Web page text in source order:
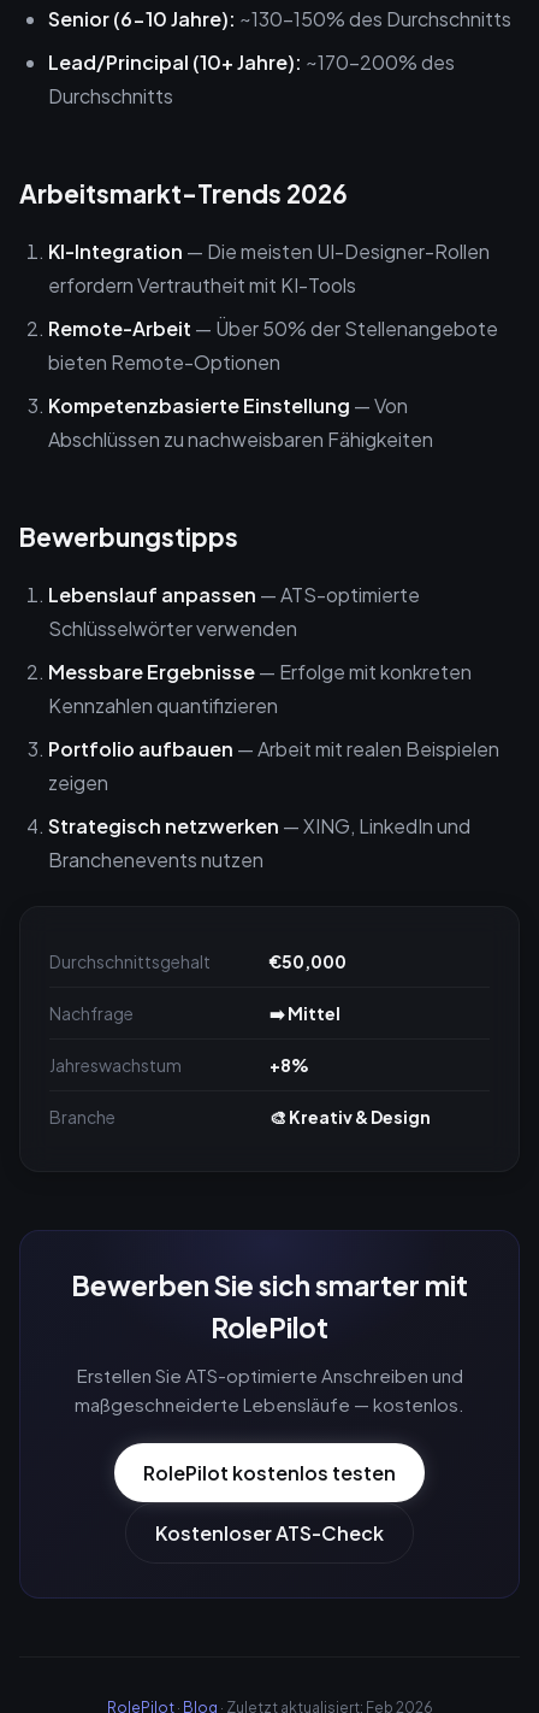
Senior (6-10 Jahre): ~130-150% des Durchschnitts
Lead/Principal (10+ Jahre): ~170-200% des
Durchschnitts
Arbeitsmarkt-Trends 2026
KI-Integration — Die meisten UI-Designer-Rollen
erfordern Vertrautheit mit KI-Tools
Remote-Arbeit — Über 50% der Stellenangebote
bieten Remote-Optionen
Kompetenzbasierte Einstellung — Von
Abschlüssen zu nachweisbaren Fähigkeiten
Bewerbungstipps
Lebenslauf anpassen — ATS-optimierte
Schlüsselwörter verwenden
Messbare Ergebnisse— Erfolge mit konkreten
Kennzahlen quantifizieren
Portfolio aufbauen — Arbeit mit realen Beispielen
zeigen
Strategisch netzwerken — XING, LinkedIn und
Branchenevents nutzen
Durchschnittsgehalt €50,000
Nachfrage ➡️ Mittel
Jahreswachstum +8%
Branche 🎨 Kreativ & Design
Bewerben Sie sich smarter mit
RolePilot
Erstellen Sie ATS-optimierte Anschreiben und
maßgeschneiderte Lebensläufe — kostenlos.
RolePilot kostenlos testen
Kostenloser ATS-Check
RolePilot· Blog · Zuletzt aktualisiert: Feb 2026